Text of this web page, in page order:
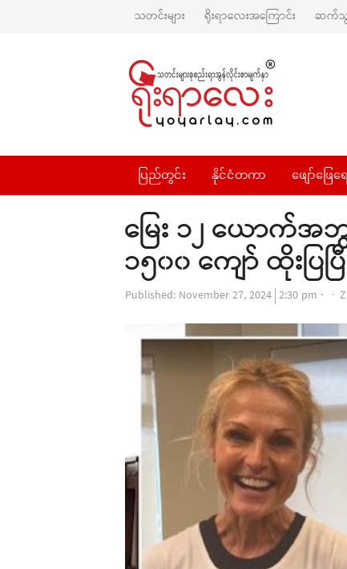
သတင်းများ ရိုးရာလေးအကြောင်း ဆက်
ပြည်တွင်း နိုင်ငံတကာ ဖျော်ဖြေရ
မြေး ၁၂ ယောက်
၁၅၀၀ ကျော် ထိုးပြ
Published: November 27, 2024 2:30 pm